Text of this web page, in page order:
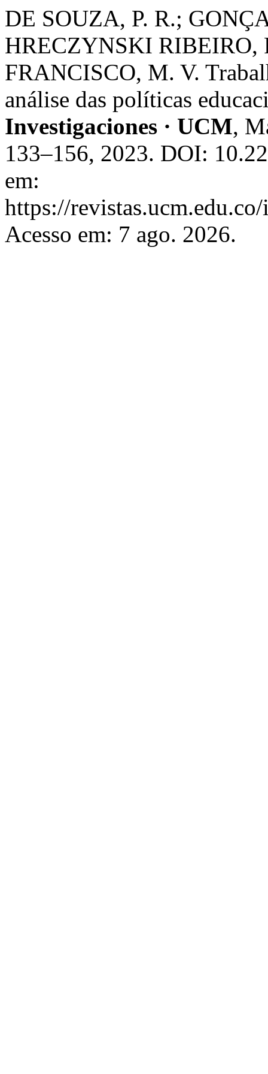
DE SOUZA, P. R.;
HRECZYNSKI RIBEIRO,
FRANCISCO, M. V.
análise das políticas
Investigaciones · UCM,
133–156, 2023. DOI:
em:
https://
Acesso em: 7 ago. 2026.